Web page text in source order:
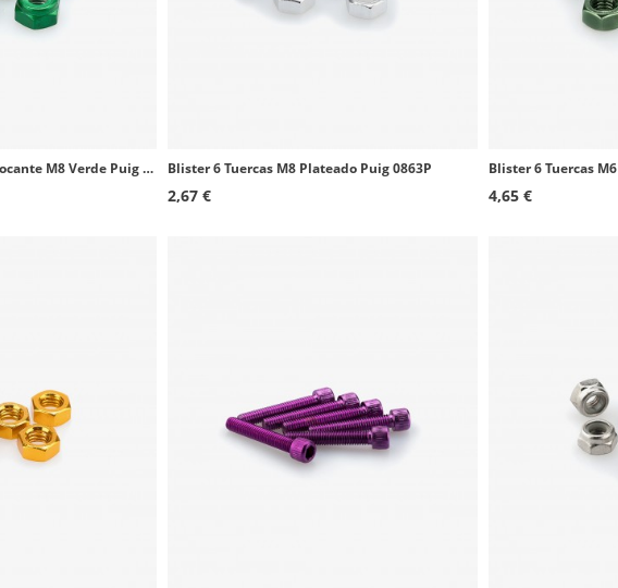
Blister 6 Tuercas Autoblocante M8 Verde Puig 0832V Blister 6 Tuercas M8 Plateado Puig 0863P
2,67 €
Blister 6 Tuercas
4,65 €